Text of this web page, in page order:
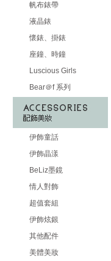
帆布錶帶
液晶錶
懷錶、掛錶
座鐘、時鐘
Luscious Girls
Bear＠f 系列
伊飾童話
伊飾晶漾
BeLiz墨鏡
情人對飾
超值套組
伊飾炫銀
其他配件
美體美妝